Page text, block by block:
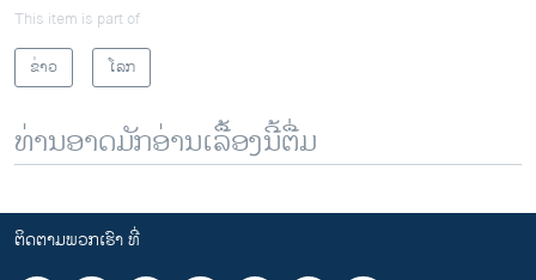
This item is part of
ຂ່າວ
ໂລກ
ທ່ານອາດມັກອ່ານເລື້ອງນີ້ຕື່ມ
ຕິດຕາມພວກເຮົາ ທີ່